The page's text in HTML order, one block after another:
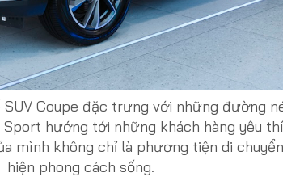
Coupe đặc trưng với những đường
Sport hướng tới những khách hàng yêu
mình không chỉ là phương tiện di
hiện phong cách sống.